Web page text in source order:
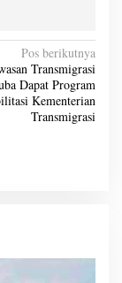
Pos berikutnya
Transmigrasi
Dapat Program
Kementerian
Transmigrasi